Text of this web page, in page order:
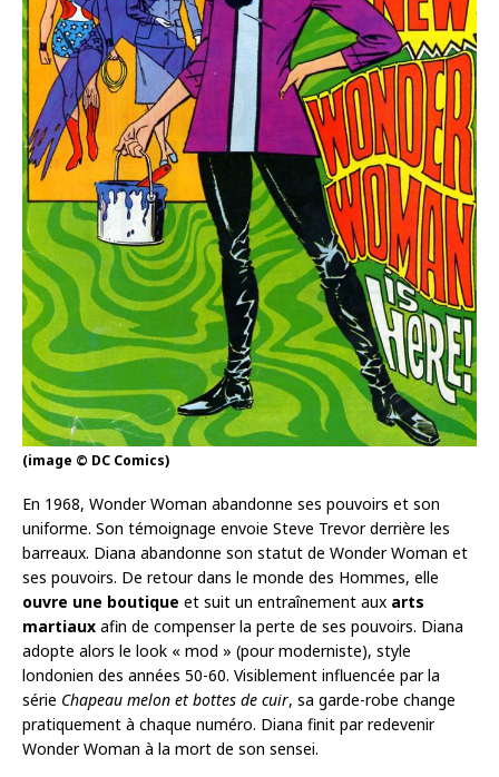
(image © DC Comics)
En 1968, Wonder Woman abandonne ses pouvoirs et son
uniforme. Son témoignage envoie Steve Trevor derrière les
barreaux. Diana abandonne son statut de Wonder Woman et
ses pouvoirs. De retour dans le monde des Hommes, elle
ouvre une boutique et suit un entraînement aux arts
martiaux afin de compenser la perte de ses pouvoirs. Diana
adopte alors le look « mod » (pour moderniste), style
londonien des années 50-60. Visiblement influencée par la
série Chapeau melon et bottes de cuir, sa garde-robe change
pratiquement à chaque numéro. Diana finit par redevenir
Wonder Woman à la mort de son sensei.